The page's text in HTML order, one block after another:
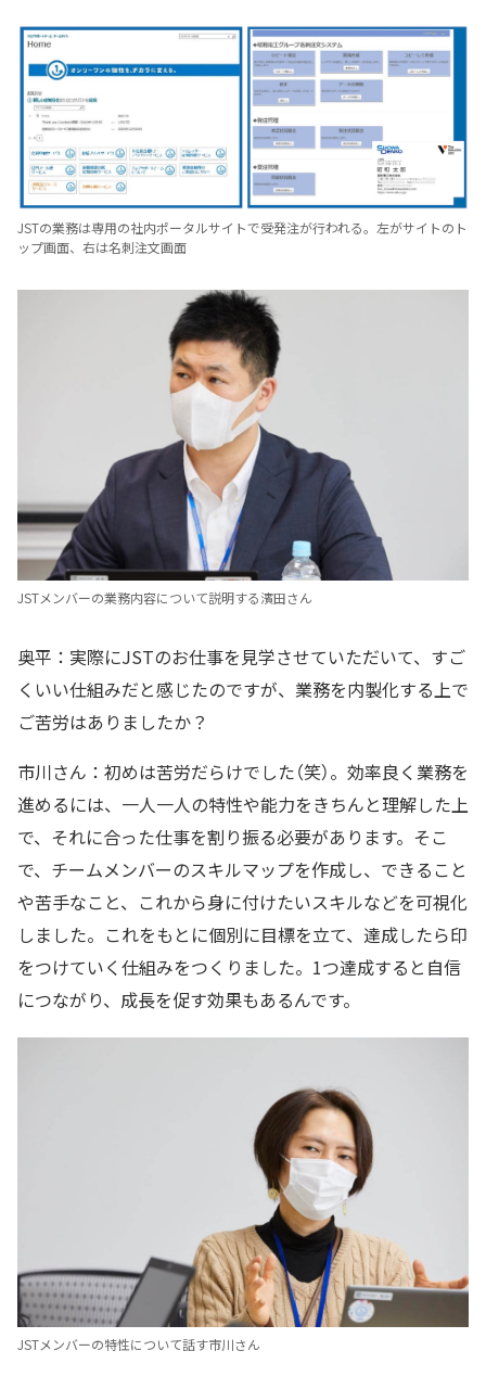
JSTの業務は専用の社内ポータルサイトで受発注が行われる。左がサイトのト
ップ画面、右は名刺注文画面
JSTメンバーの業務内容について説明する濱田さん
奥平：実際にJSTのお仕事を見学させていただいて、すご
くいい仕組みだと感じたのですが、業務を内製化する上で
ご苦労はありましたか？
市川さん：初めは苦労だらけでした（笑）。効率良く業務を
進めるには、一人一人の特性や能力をきちんと理解した上
で、それに合った仕事を割り振る必要があります。そこ
で、チームメンバーのスキルマップを作成し、できること
や苦手なこと、これから身に付けたいスキルなどを可視化
しました。これをもとに個別に目標を立て、達成したら印
をつけていく仕組みをつくりました。1つ達成すると自信
につながり、成長を促す効果もあるんです。
JSTメンバーの特性について話す市川さん